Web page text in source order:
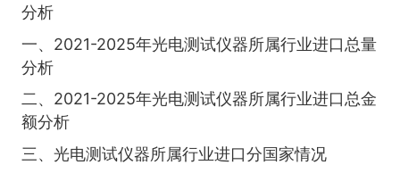
分析
一、2021-2025年光电测试仪器所属行业进口总量
分析
二、2021-2025年光电测试仪器所属行业进口总金
额分析
三、光电测试仪器所属行业进口分国家情况